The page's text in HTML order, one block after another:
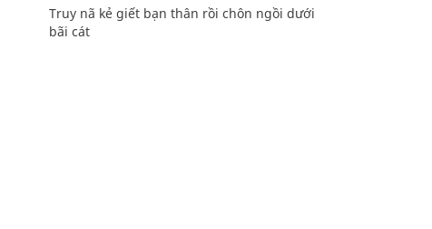
Truy nã kẻ giết bạn thân rồi chôn ngồi dưới
bãi cát